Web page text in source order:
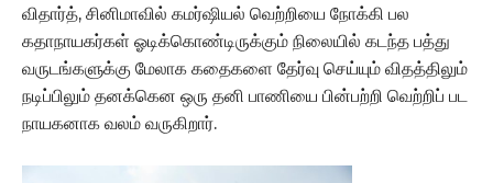
விதார்த், சினிமாவில் கமர்ஷியல் வெற்றியை நோக்கி பல
கதாநாயகர்கள் ஓடிக்கொண்டிருக்கும் நிலையில் கடந்த பத்து
வருடங்களுக்கு மேலாக கதைகளை தேர்வு செய்யும் விதத்திலும்
நடிப்பிலும் தனக்கென ஒரு தனி பாணியை பின்பற்றி வெற்றிப் பட
நாயகனாக வலம் வருகிறார்.